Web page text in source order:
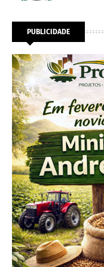
PUBLICIDADE